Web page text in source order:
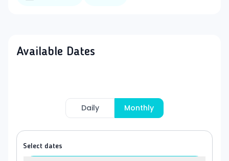
Available Dates
Daily Monthly
Select dates